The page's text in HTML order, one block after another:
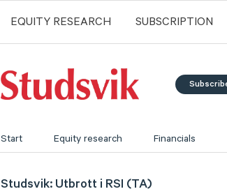
EQUITY RESEARCH SUBSCRIPTION
Start Equity research Financials
Studsvik: Utbrott i RSI (TA)